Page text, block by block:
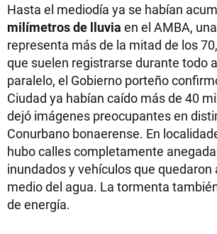
Hasta el mediodía ya se habían
milímetros de lluvia en el AMBA,
representa más de la mitad de los
que suelen registrarse durante todo
paralelo, el Gobierno porteño
Ciudad ya habían caído más de 40
dejó imágenes preocupantes en
Conurbano bonaerense. En
hubo calles completamente
inundados y vehículos que quedaron
medio del agua. La tormenta
de energía.